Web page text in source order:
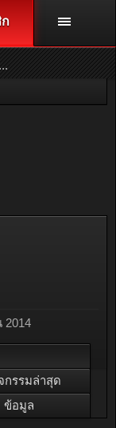
ทร. 081-811-1138
กที่นี่
2014
กรรมล่าสุด
ข้อมูล
...